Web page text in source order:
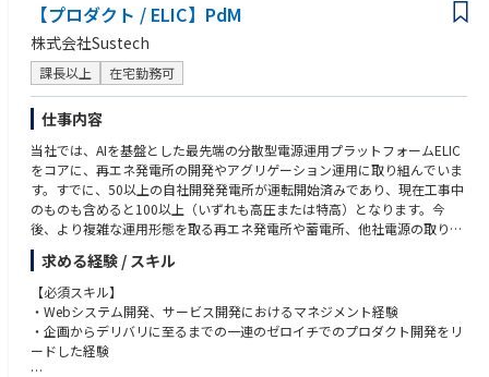
<主な職務内容>
■プロダクト戦略・ロードマップの策定
ICEスコアによる開発優先度の決定、戦略立案、ロードマップ策定を行い
関係者と合意形成を図っていただきます
■顧客・現場インサイトの収集と課題定義
運用や、管理栄養士・顧客の負を深く理解し、解決策を検討、戦略、ロー
ドマップへの落とし込みを担っていただきます
■開発要件の要件定義、開発進捗管理
エンジニアとビジネスサイドとコミュニケーションを図り、開発進捗管
理、要件定義を担っていただきます
＜主なステークホルダー＞
■社内運用担当者(CS/企画）
■顧客(健康保険組合事務ご担当者や企業の人事/総務ご担当者）
■管理栄養士
＜プロダクト範囲＞
既存プロダクト内の新機能機能開発、改善、0⇒1の機能開発の双方が含ま
・PL管理、管理会計の経験
・新規事業の立ち上げ、または既存プロダクトオーナーの経験
・個人情報と取り扱っていた経験
【求める人物像】
・現場共感と型化の両立
泥臭い運用を敬意を持って理解し 、属人化した個別対応を共通の業務フロ
ーやシステムへ「型化」して品質を底上げできること
・高い対話・巻き込み力
事実（ファクト）と解釈を切り分け 、経営判断の背景を自分の言葉で語
り、周囲の納得感を得ながら理想へ巻き込めること
・論理的な意思決定支援
大小問わず意思決定の判断材料を言語化し 、複数の選択肢（オプション）
を提示して組織のスピードを加速させられること
・自発的なキャッチアップ
社内外の情報を能動的に収集し、必要に応じて構造化した資料としてアウ
トプットできること
【プロダクト / ELIC】PdM
株式会社Sustech
課長以上 在宅勤務可
仕事内容
当社では、AIを基盤とした最先端の分散型電源運用プラットフォームELIC
をコアに、再エネ発電所の開発やアグリゲーション運用に取り組んでいま
す。すでに、50以上の自社開発発電所が運転開始済みであり、現在工事中
のものも含めると100以上（いずれも高圧または特高）となります。今
後、より複雑な運用形態を取る再エネ発電所や蓄電所、他社電源の取り扱
いが急拡大していく中で、そういった新たな電源運用が可能なシステム
を、業界をリードする形でどんどん開発すべく、当社の競争優位の源泉で
あり、成長の根幹であるシステム開発をリードいただける責任者クラスの
募集を行なっております。
本ポジションでは、エネルギー・AI・制御といった複数ドメインを横断
し、再エネ×AIという新しい市場を創るプロダクトの中核を担っていただ
求める経験 / スキル
【必須スキル】
・Webシステム開発、サービス開発におけるマネジメント経験
・企画からデリバリに至るまでの一連のゼロイチでのプロダクト開発をリ
ードした経験